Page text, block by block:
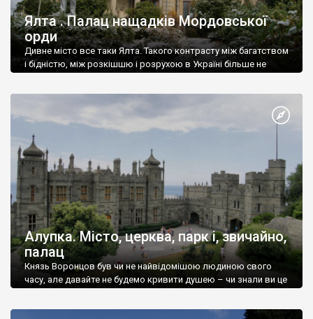
Ялта . Палац нащадків Мордовської
орди
Дивне місто все таки Ялта. Такого контрасту між багатством
і бідністю, між розкішшю і розрухою в Україні більше не
Алупка. Місто, церква, парк і, звичайно,
палац
Князь Воронцов був чи не найвідомішою людиною свого
часу, але давайте не будемо кривити душею – чи знали ви це